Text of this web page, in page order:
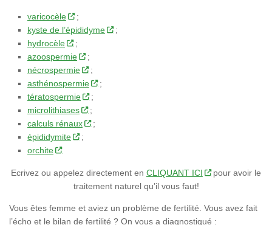
varicocèle
;
kyste de l’épididyme
;
hydrocèle
;
azoospermie
;
nécrospermie
;
asthénospermie
;
tératospermie
;
microlithiases
;
calculs rénaux
;
épididymite
;
orchite
Ecrivez ou appelez directement en CLIQUANT ICI
pour avoir le
traitement naturel qu’il vous faut!
Vous êtes femme et aviez un problème de fertilité. Vous avez fait
l’écho et le bilan de fertilité ? On vous a diagnostiqué :